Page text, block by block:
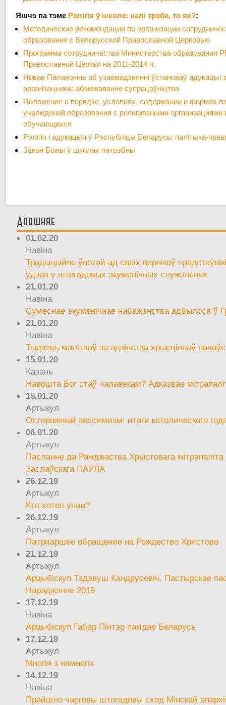
Яшчэ па тэме Рэлігія ў школе: калі трэба, то як?:
Методические рекомендации по организации
образования с Белорусской Православной Церковью
Программа сотрудничества Министерства образования
Православной Церкви на 2011-2014 гг.
Новае Палажэнне аб узаемадзеянні ўстановаў адукацыі з
арганізацыямі: абмежаванне супрацоўніцтва
Положение о порядке, условиях, содержании и формах
учреждений образования с религиозными организациями
обучающихся
Рэлігія і адукацыя ў Рэспубліцы Беларусь: палітыка-
Закон Божы ў школах патрэбны
Апошняе
01.02.20
Навіна
Традыцыйна ўпотай ад сваіх вернікаў
ўдзел у штогадовых экуменічных служэньнях
21.01.20
Навіна
Сумеснае экуменічнае набажэнства адбылося ў
21.01.20
Навіна
Тыдзень малітваў за адзінства хрысціянаў
15.01.20
Казань
Навошта Бог стаў чалавекам? Адказвае
15.01.20
Артыкул
Осторожный пессимизм: итоги католического
06.01.20
Артыкул
Пасланне да Ражджаства Хрыстовага мітрапаліта
Заслаўскага ПАЎЛА
26.12.19
Артыкул
Кто хотел унии?
26.12.19
Артыкул
Патриаршее обращение на Рождество Христово
21.12.19
Артыкул
Арцыбіскуп Тадэвуш Кандрусевіч. Пастырскае
Нараджэнне 2019
17.12.19
Навіна
Арцыбіскуп Габар Пінтэр пакідае Беларусь
17.12.19
Артыкул
Многія з нямногіх
14.12.19
Навіна
Прайшло чарговы штогадовы сход Мінскай